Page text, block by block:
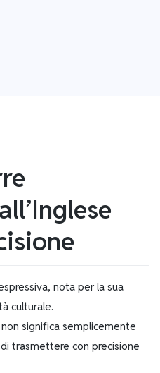
nota per la sua
culturale.
non significa semplicemente
trasmettere con precisione